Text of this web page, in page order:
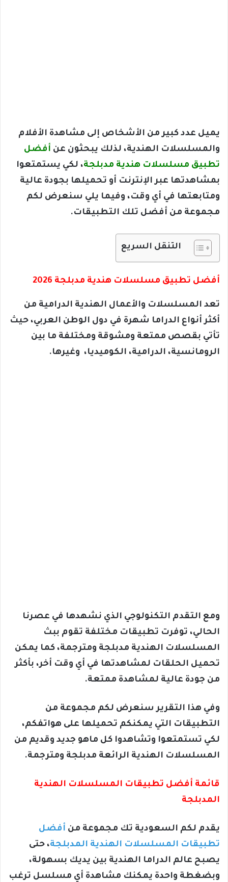
يميل عدد كبير من الأشخاص إلى مشاهدة الأفلام
والمسلسلات الهندية، لذلك يبحثون عن أفضل
تطبيق مسلسلات هندية مدبلجة​، لكي يستمتعوا
بمشاهدتها عبر الإنترنت أو تحميلها بجودة عالية
ومتابعتها في أي وقت، وفيما يلي سنعرض لكم
مجموعة من أفضل تلك التطبيقات.
التنقل السريع
أفضل تطبيق مسلسلات هندية مدبلجة​ 2026
تعد المسلسلات والأعمال الهندية الدرامية من
أكثر أنواع الدراما شهرة في دول الوطن العربي، حيث
تأتي بقصص ممتعة ومشوقة ومختلفة ما بين
الرومانسية، الدرامية، الكوميديا، وغيرها.
ومع التقدم التكنولوجي الذي نشهدها في عصرنا
الحالي، توفرت تطبيقات مختلفة تقوم ببث
المسلسلات الهندية مدبلجة ومترجمة، كما يمكن
تحميل الحلقات لمشاهدتها في أي وقت أخر، بأكثر
من جودة عالية لمشاهدة ممتعة.
وفي هذا التقرير سنعرض لكم مجموعة من
التطبيقات التي يمكنكم تحميلها على هواتفكم،
لكي تستمتعوا وتشاهدوا كل ماهو جديد وقديم من
المسلسلات الهندية الرائعة مدبلجة ومترجمة.
قائمة أفضل تطبيقات المسلسلات الهندية
المدبلجة
يقدم لكم السعودية تك مجموعة من أفضل
تطبيقات المسلسلات الهندية المدبلجة، حتى
يصبح عالم الدراما الهندية بين يديك بسهولة،
وبضغطة واحدة يمكنك مشاهدة أي مسلسل ترغب